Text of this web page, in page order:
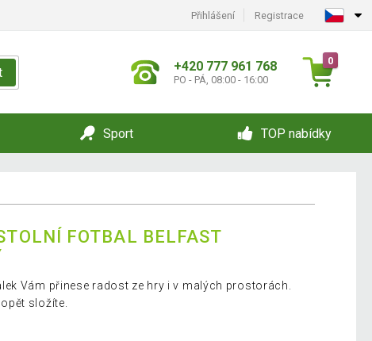
Přihlášení Registrace
+420 777 961 768
PO - PÁ, 08:00 - 16:00
0
Sport TOP nabídky
FOTBAL BELFAST
Vám přinese radost ze hry i v malých prostorách.
složíte.